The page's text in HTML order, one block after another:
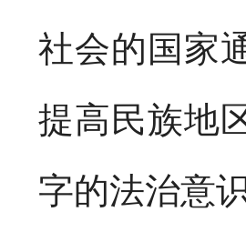
社会的国家
提高民族地
字的法治意